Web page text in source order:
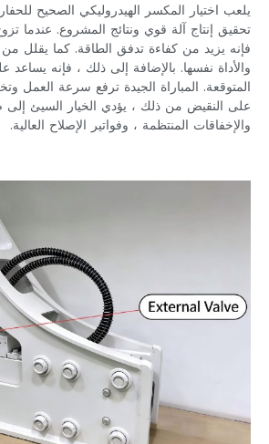
يلعب اختيار المكسر الهيدروليكي الصحيح
تحقيق إنتاج آلة قوي ونتائج المشروع. عندما
فإنه يزيد من كفاءة تدفق الطاقة. كما يقلل
والأداة نفسها. بالإضافة إلى ذلك ، فإنه يساعد
المتوقعة. المباراة الجيدة ترفع سرعة العمل
على النقيض من ذلك ، يؤدي الخيار السيئ إلى
والإخفاقات المنتظمة ، وفواتير الإصلاح العالية.